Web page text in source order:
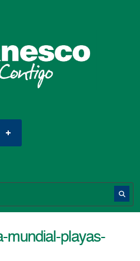
mundial-playas-